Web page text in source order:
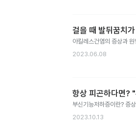
걸을 때 발뒤꿈치
아킬레스건염의 증상과
2023.06.08
항상 피곤하다면?
부신기능저하증이란? 증
2023.10.13